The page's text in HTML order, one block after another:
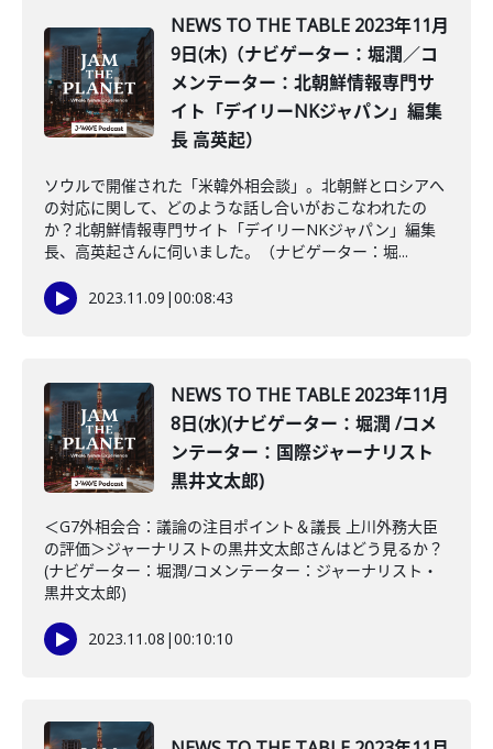
NEWS TO THE TABLE 2023年11月
9日(木)（ナビゲーター：堀潤／コ
メンテーター：北朝鮮情報専門サ
イト「デイリーNKジャパン」編集
長 高英起）
ソウルで開催された「米韓外相会談」。北朝鮮とロシアへ
の対応に関して、どのような話し合いがおこなわれたの
か？北朝鮮情報専門サイト「デイリーNKジャパン」編集
長、高英起さんに伺いました。（ナビゲーター：堀...
2023.11.09 |00:08:43
NEWS TO THE TABLE 2023年11月
8日(水)(ナビゲーター：堀潤 /コメ
ンテーター：国際ジャーナリスト
黒井文太郎)
＜G7外相会合：議論の注目ポイント＆議長 上川外務大臣
の評価＞ジャーナリストの黒井文太郎さんはどう見るか？
(ナビゲーター：堀潤/コメンテーター：ジャーナリスト・
黒井文太郎)
2023.11.08 |00:10:10